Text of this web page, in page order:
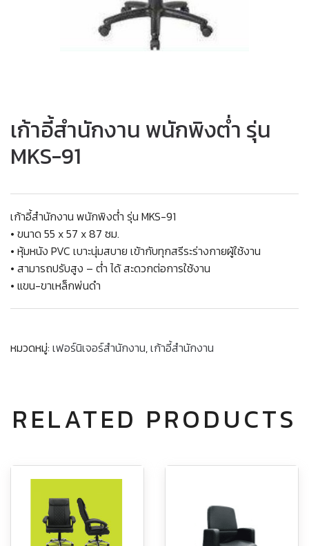
เก้าอี้สำนักงาน พนักพิงต่ำ รุ่น
MKS-91
เก้าอี้สำนักงาน พนักพิงต่ำ รุ่น MKS-91
• ขนาด 55 x 57 x 87 ซม.
• หุ้มหนัง PVC เบาะนุ่มสบาย เข้ากับทุกสรีระร่างกายผู้ใช้งาน
• สามารถปรับสูง – ต่ำ ได้ สะดวกต่อการใช้งาน
• แขน-ขาเหล็กพ่นดำ
หมวดหมู่: เฟอร์นิเจอร์สำนักงาน,เก้าอี้สำนักงาน
RELATED PRODUCTS